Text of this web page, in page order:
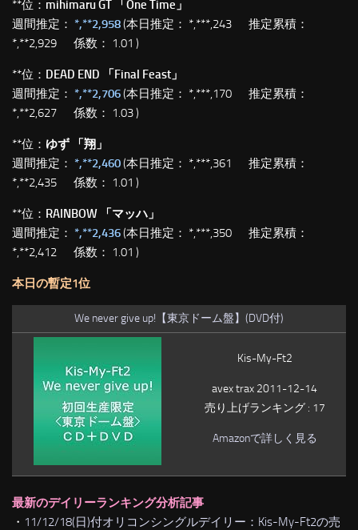
**位： mihimaru GT 「One Time」
週間推定： *,**2,958(本日推定： *,***,243 推定累積：
*,**2,929 係数： 1.01 )
**位： DEAD END 「Final Feast」
週間推定： *,**2,706(本日推定： *,***,170 推定累積：
*,**2,627 係数： 1.03 )
**位： ゆず 「翔」
週間推定： *,**2,460(本日推定： *,***,361 推定累積：
*,**2,435 係数： 1.01 )
**位： RAINBOW 「マッハ」
週間推定： *,**2,436(本日推定： *,***,350 推定累積：
*,**2,412 係数： 1.01 )
本日の暫定1位
We never give up!【東京ドーム盤】(DVD付)
Kis-My-Ft2
avex trax 2011-12-14
売り上げランキング : 17
Amazonで詳しく見る
最新のデイリーランキング分析記事
・ 11/12/18(日)付オリコンシングルデイリー：Kis-My-Ft2の売